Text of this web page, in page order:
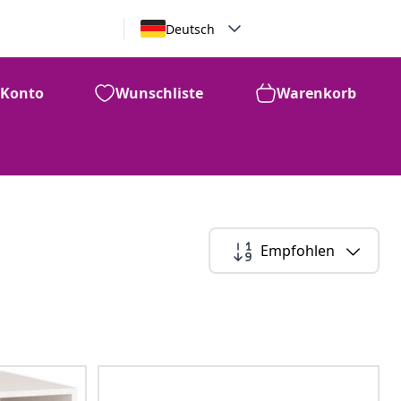
Deutsch
Konto Wunschliste Warenkorb
Empfohlen